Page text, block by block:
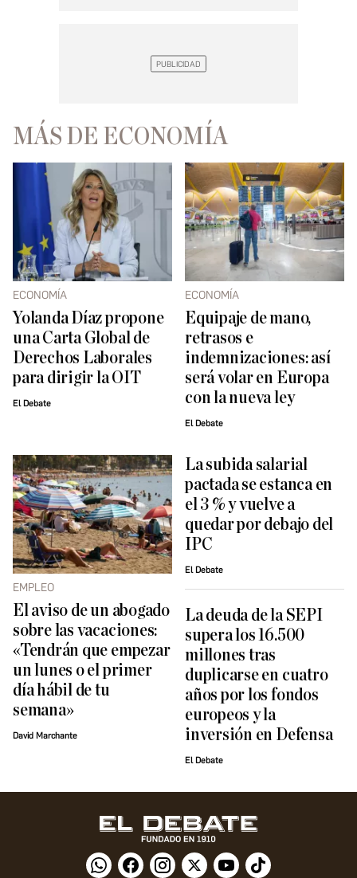
MÁS DE ECONOMÍA
ECONOMÍA
Yolanda Díaz propone
una Carta Global de
Derechos Laborales
para dirigir la OIT
El Debate
ECONOMÍA
Equipaje de mano,
retrasos e
indemnizaciones: así
será volar en Europa
con la nueva ley
El Debate
EMPLEO
El aviso de un abogado
sobre las vacaciones:
«Tendrán que empezar
un lunes o el primer
día hábil de tu
semana»
David Marchante
La subida salarial
pactada se estanca en
el 3 % y vuelve a
quedar por debajo del
IPC
El Debate
La deuda de la SEPI
supera los 16.500
millones tras
duplicarse en cuatro
años por los fondos
europeos y la
inversión en Defensa
El Debate